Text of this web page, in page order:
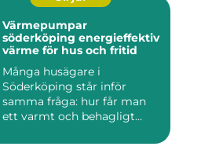
Värmepumpar
söderköping energieffektiv
värme för hus och fritid
Många husägare i
Söderköping står inför
samma fråga: hur får man
ett varmt och behagligt